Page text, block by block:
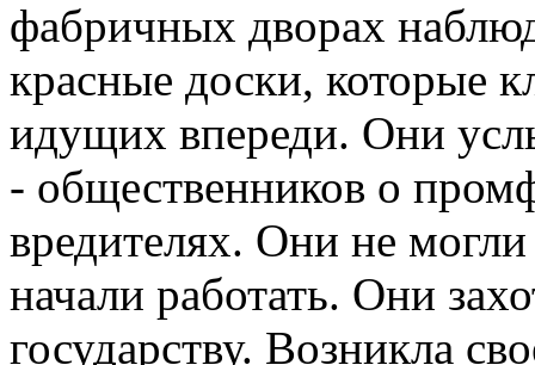
фабричных дворах
красные доски, которые
идущих впереди. Они
- общественников о
вредителях. Они не
начали работать. Они
государству. Возникла